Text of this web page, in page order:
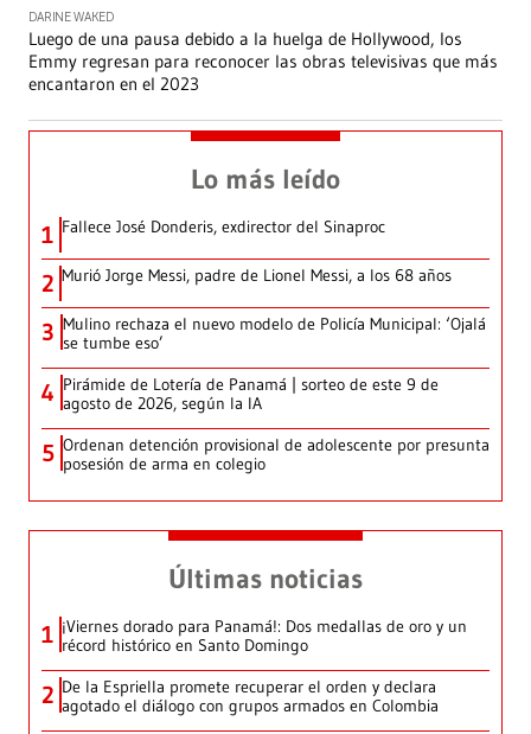
DARINE WAKED
Luego de una pausa debido a la huelga de Hollywood, los
Emmy regresan para reconocer las obras televisivas que más
encantaron en el 2023
Lo más leído
1 Fallece José Donderis, exdirector del Sinaproc
2 Murió Jorge Messi, padre de Lionel Messi, a los 68 años
3 Mulino rechaza el nuevo modelo de Policía Municipal: ‘Ojalá
se tumbe eso’
4 Pirámide de Lotería de Panamá | sorteo de este 9 de
agosto de 2026, según la IA
5 Ordenan detención provisional de adolescente por presunta
posesión de arma en colegio
Últimas noticias
1 ¡Viernes dorado para Panamá!: Dos medallas de oro y un
récord histórico en Santo Domingo
2 De la Espriella promete recuperar el orden y declara
agotado el diálogo con grupos armados en Colombia